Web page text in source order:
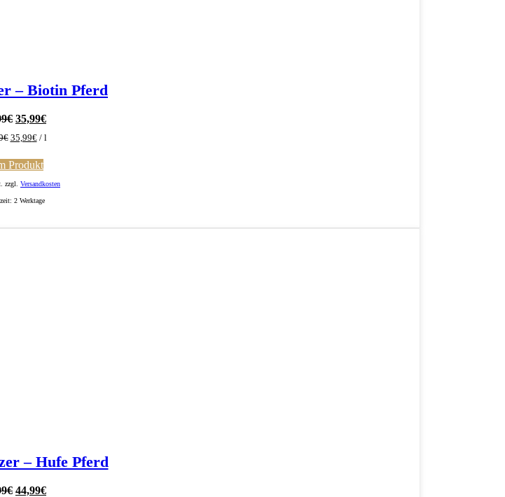
– Biotin Pferd
€ Ursprünglicher
war:
35,99€Aktueller
ist:
€ 35,99€/ l
Produkt
zzgl. Versandkosten
2 Werktage
– Hufe Pferd
€ Ursprünglicher
44,99€Aktueller